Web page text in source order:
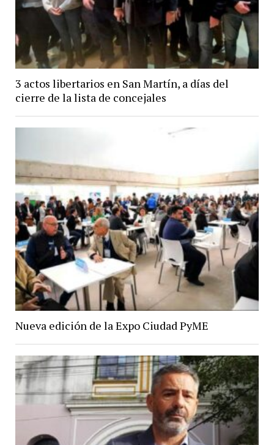
3 actos libertarios en San Martín, a días del
cierre de la lista de concejales
Nueva edición de la Expo Ciudad PyME